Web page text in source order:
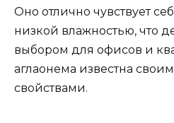
Оно отлично чувствует
низкой влажностью, что
выбором для офисов и
аглаонема известна
свойствами.